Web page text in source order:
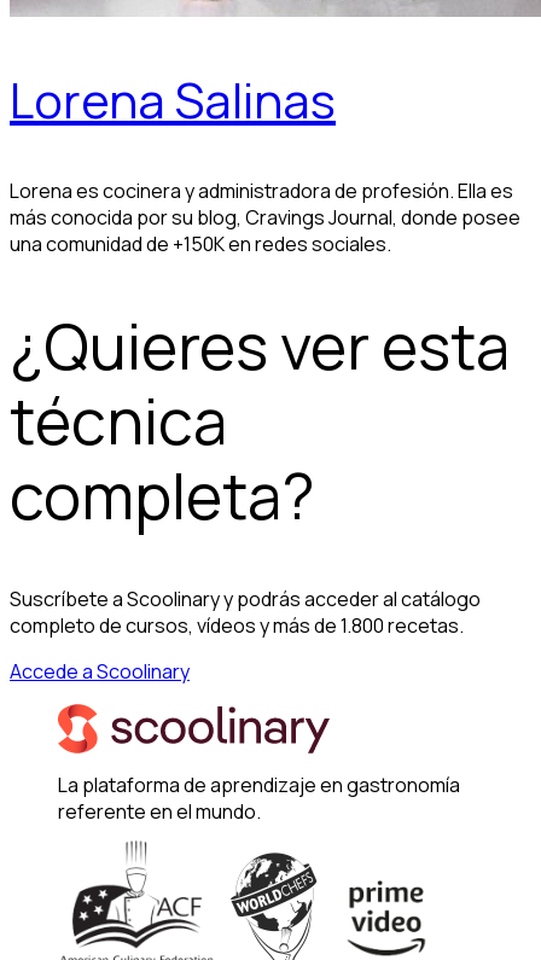
Lorena Salinas
Lorena es cocinera y administradora de profesión. Ella es
más conocida por su blog, Cravings Journal, donde posee
una comunidad de +150K en redes sociales.
¿Quieres ver esta
técnica
completa?
Suscríbete a Scoolinary y podrás acceder al catálogo
completo de cursos, vídeos y más de 1.800 recetas.
Accede a Scoolinary
La plataforma de aprendizaje en gastronomía
referente en el mundo.